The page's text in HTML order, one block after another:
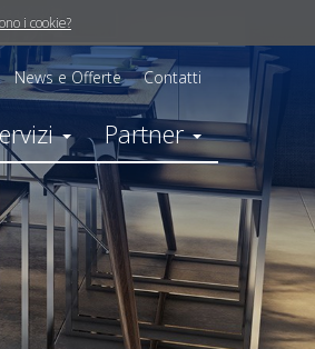
i cookie?
News e Offerte Contatti
Partner